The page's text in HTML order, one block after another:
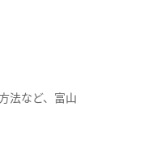
法など、富山